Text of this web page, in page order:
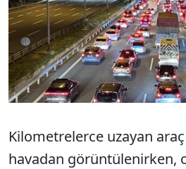
Kilometrelerce uzayan
havadan görüntülenirken,